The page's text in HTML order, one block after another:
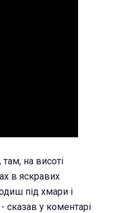
на висоті
в яскравих
під хмари і
сказав у коментарі